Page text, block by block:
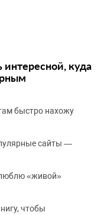
интересной, куда
быстро нахожу
сайты —
«живой»
чтобы